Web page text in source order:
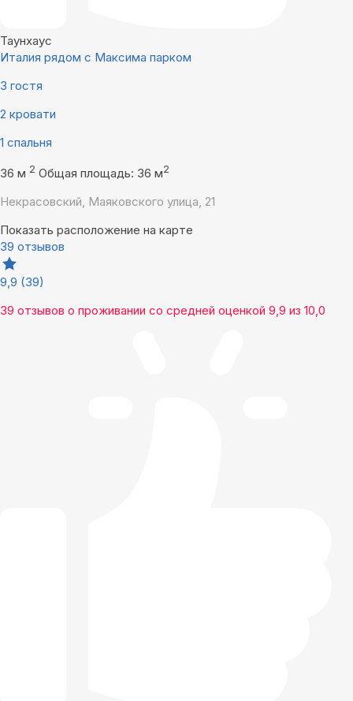
Таунхаус
Италия рядом с Максима парком
3 гостя
2 кровати
1 спальня
36 м 2 Общая площадь: 36 м2
Некрасовский, Маяковского улица, 21
Показать расположение на карте
39 отзывов
9,9 (39)
39 отзывов о проживании со средней оценкой 9,9 из 10,0